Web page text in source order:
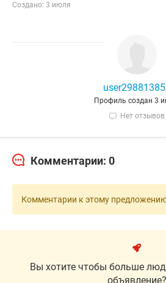
Создано: 3 июля
Профиль создан 3
Нет отзывов
Комментарии: 0
Комментарии к этому
Вы хотите чтобы больше
объявление?